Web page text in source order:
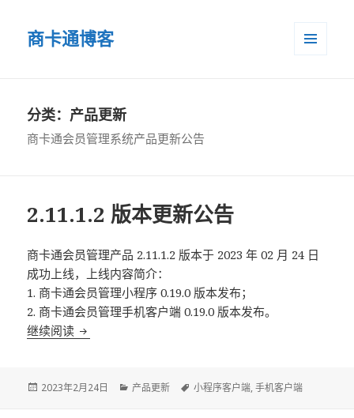
商卡通博客
分类：产品更新
商卡通会员管理系统产品更新公告
2.11.1.2 版本更新公告
商卡通会员管理产品 2.11.1.2 版本于 2023 年 02 月 24 日
成功上线，上线内容简介：
1. 商卡通会员管理小程序 0.19.0 版本发布；
2. 商卡通会员管理手机客户端 0.19.0 版本发布。
继续阅读 2.11.1.2 版本更新公告
Posted
2023年2月24日 Categories
产品更新 Tags
小程序客户端,手机客户端